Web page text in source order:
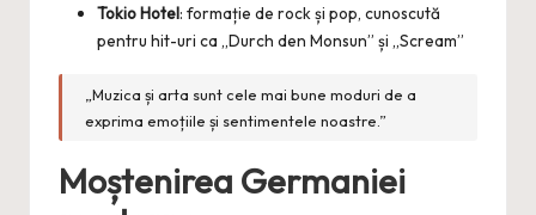
Tokio Hotel: formație de rock și pop, cunoscută
pentru hit-uri ca „Durch den Monsun” și „Scream”
„Muzica și arta sunt cele mai bune moduri de a
exprima emoțiile și sentimentele noastre.”
Moștenirea Germaniei